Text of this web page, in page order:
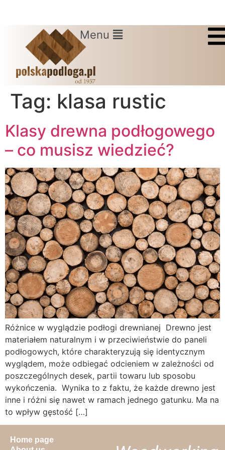
Menu
Tag: klasa rustic
Klasy drewna podłogowego
– co musisz wiedzieć?
Różnice w wyglądzie podłogi drewnianej Drewno jest
materiałem naturalnym i w przeciwieństwie do paneli
podłogowych, które charakteryzują się identycznym
wyglądem, może odbiegać odcieniem w zależności od
poszczególnych desek, partii towaru lub sposobu
wykończenia. Wynika to z faktu, że każde drewno jest
inne i różni się nawet w ramach jednego gatunku. Ma na
to wpływ gęstość […]
Home page